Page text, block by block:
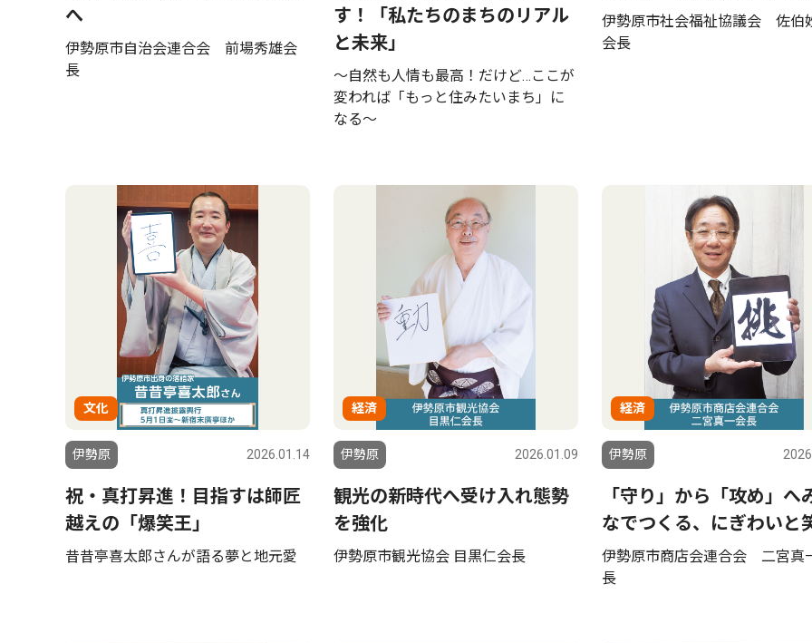
へ
伊勢原市自治会連合会 前場秀雄会
長
す！「私たちのまちのリアル
と未来」
〜自然も人情も最高！だけど…ここが
変われば「もっと住みたいまち」に
なる〜
伊勢原市社会福祉協議会 佐伯
会長
文化
伊勢原 2026.01.14
祝・真打昇進！目指すは師匠
越えの「爆笑王」
昔昔亭喜太郎さんが語る夢と地元愛
経済
伊勢原 2026.01.09
観光の新時代へ受け入れ態勢
を強化
伊勢原市観光協会 目黒仁会長
経済
伊勢原
「守り」から「攻め」へ
なでつくる、にぎわいと
伊勢原市商店会連合会 二宮真
長